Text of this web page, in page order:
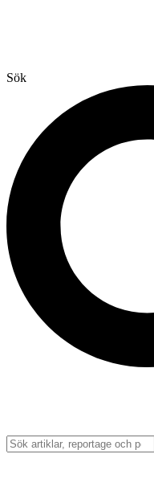
Sök